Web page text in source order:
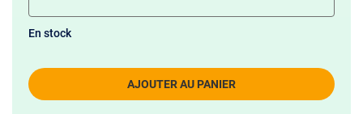
AJOUTER AU PANIER
En stock